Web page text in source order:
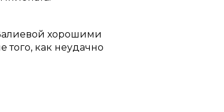
хорошими
того, как неудачно